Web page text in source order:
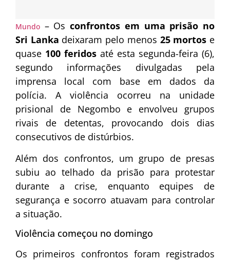
Mundo – Osconfrontos em uma prisão no
Sri Lanka deixaram pelo menos 25 mortos e
quase 100 feridos até esta segunda-feira (6),
segundo informações divulgadas pela
imprensa local com base em dados da
polícia. A violência ocorreu na unidade
prisional de Negombo e envolveu grupos
rivais de detentas, provocando dois dias
consecutivos de distúrbios.
Além dos confrontos, um grupo de presas
subiu ao telhado da prisão para protestar
durante a crise, enquanto equipes de
segurança e socorro atuavam para controlar
a situação.
Violência começou no domingo
Os primeiros confrontos foram registrados